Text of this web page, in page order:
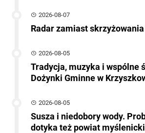
2026-08-07
Radar zamiast
2026-08-05
Tradycja, muzyka i wspólne
Dożynki Gminne w
2026-08-05
Susza i niedobory wody.
dotyka też powiat